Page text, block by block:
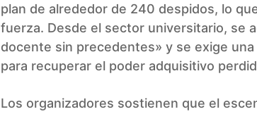
plan de alrededor de 240 despidos, lo
fuerza. Desde el sector universitario, se
docente sin precedentes» y se exige
para recuperar el poder adquisitivo
Los organizadores sostienen que el